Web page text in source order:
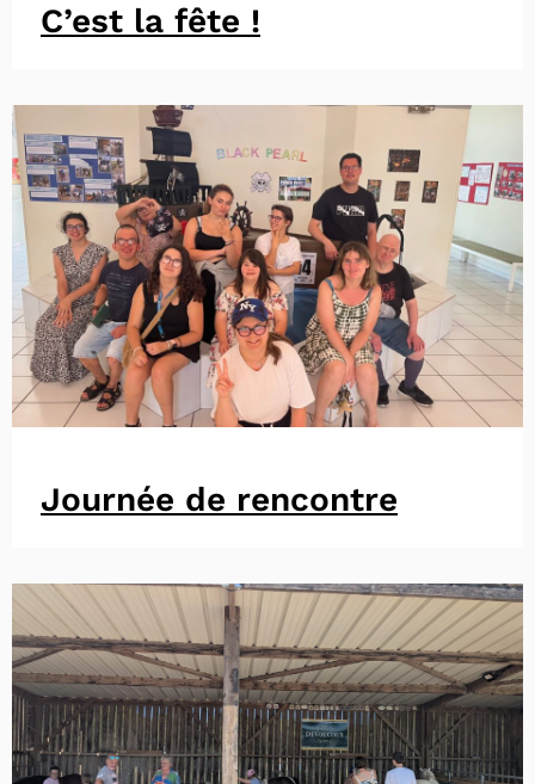
C’est la fête !
Journée de rencontre